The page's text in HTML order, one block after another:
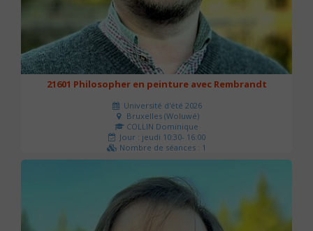
21601 Philosopher en peinture avec Rembrandt
Université d'été 2026
Bruxelles (Woluwé)
COLLIN Dominique
Jour : jeudi 10:30- 16:00
Nombre de séances : 1
40 €